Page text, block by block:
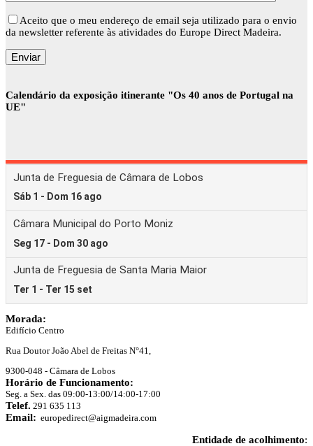
Aceito que o meu endereço de email seja utilizado para o envio
da newsletter referente às atividades do Europe Direct Madeira.
Calendário da exposição itinerante "Os 40 anos de Portugal na
UE"
Morada:
Edifício Centro
Rua Doutor João Abel de Freitas N°41,
9300-048 - Câmara de Lobos
Horário de Funcionamento:
Seg. a Sex. das 09:00-13:00/14:00-17:00
Telef. 291 635 113
Email: europedirect@aigmadeira.com
Entidade de acolhimento: